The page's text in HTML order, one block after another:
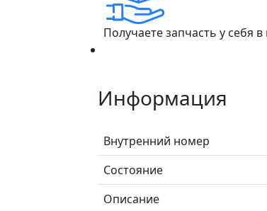
Получаете запчасть у себя
Информация
Внутренний номер
Состояние
Описание